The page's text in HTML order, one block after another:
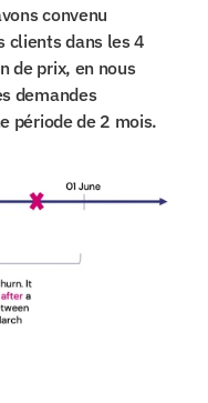
convenu
clients dans les 4
de prix, en nous
demandes
période de 2 mois.